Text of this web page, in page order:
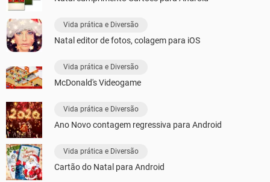
Vida prática e Diversão
Natal editor de fotos, colagem para iOS
Vida prática e Diversão
McDonald's Videogame
Vida prática e Diversão
Ano Novo contagem regressiva para Android
Vida prática e Diversão
Cartão do Natal para Android